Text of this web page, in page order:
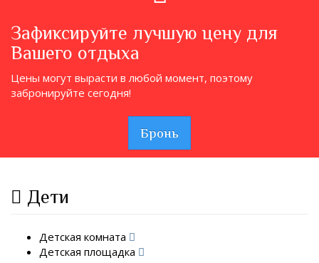
Зафиксируйте лучшую цену для
Вашего отдыха
Цены могут вырасти в любой момент, поэтому
забронируйте сегодня!
Бронь
Дети
Детская комната
Детская площадка